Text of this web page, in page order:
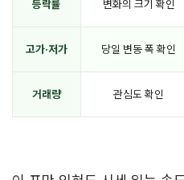
등락률 변화의 크기 확인
고가·저가 당일 변동 폭 확인
거래량 관심도 확인